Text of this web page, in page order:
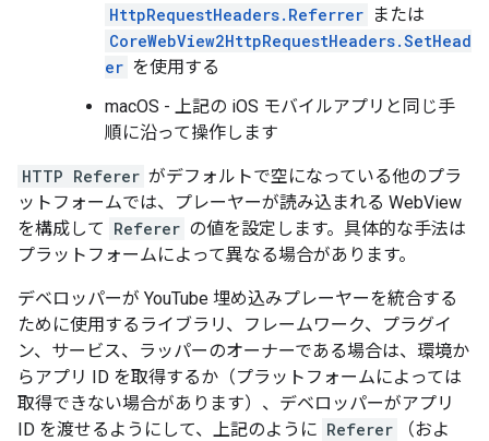
HttpRequestHeaders.Referrer または
CoreWebView2HttpRequestHeaders.SetHead
er を使用する
macOS - 上記の iOS モバイルアプリと同じ手
順に沿って操作します
HTTP Referer がデフォルトで空になっている他のプラ
ットフォームでは、プレーヤーが読み込まれる WebView
を構成して Referer の値を設定します。具体的な手法は
プラットフォームによって異なる場合があります。
デベロッパーが YouTube 埋め込みプレーヤーを統合する
ために使用するライブラリ、フレームワーク、プラグイ
ン、サービス、ラッパーのオーナーである場合は、環境か
らアプリ ID を取得するか（プラットフォームによっては
取得できない場合があります）、デベロッパーがアプリ
ID を渡せるようにして、上記のように Referer
（およ